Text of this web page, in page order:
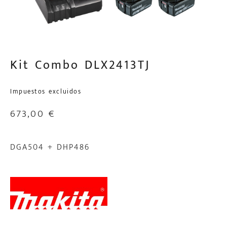
Kit Combo DLX2413TJ
Impuestos excluidos
673,00€
DGA504 + DHP486